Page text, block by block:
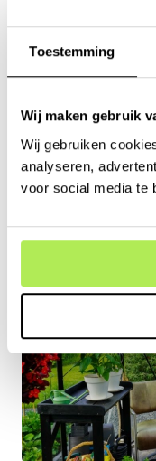
Toestemming
Wij maken gebruik
Wij gebruiken
analyseren,
voor social media te
moment. Het is
waar je je kunt
Kortom, in lounge
combinatie van
is een plek waar je
genieten van de